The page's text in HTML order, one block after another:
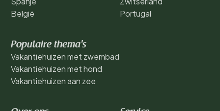
België
Portugal
Populaire thema's
Vakantiehuizen met zwembad
Vakantiehuizen met hond
Vakantiehuizen aan zee